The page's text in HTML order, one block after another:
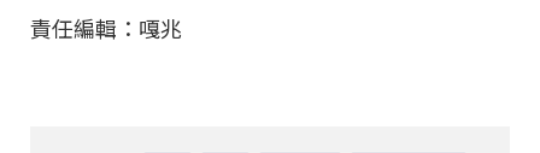
責任編輯：嘎兆